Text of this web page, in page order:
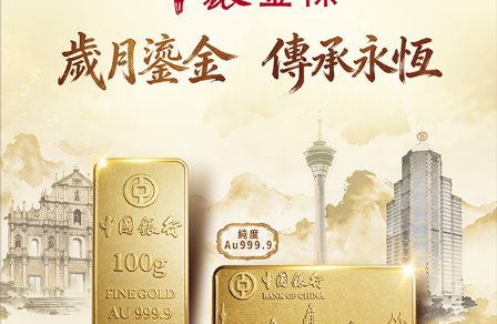
「我家只剩一面牆」
南亞洪災已釀逾900死
02/12/2025 33108